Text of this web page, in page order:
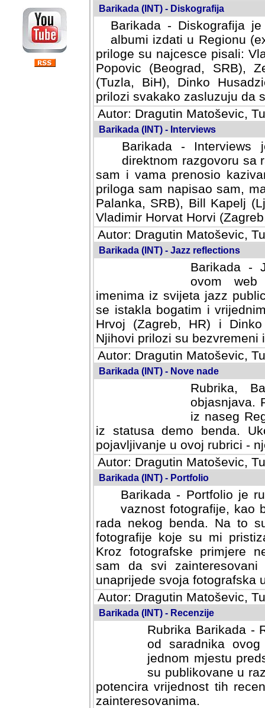
Barikada (INT) - Diskografija
Barikada - Diskografija
albumi izdati u Regionu
priloge su najcesce pisali:
Popovic (Beograd, SRB),
(Tuzla, BiH), Dinko
prilozi svakako zasluzuju da
Autor: Dragutin Matoševic,
Barikada (INT) - Interviews
Barikada -
direktnom razgovoru sa
sam i vama prenosio
priloga sam napisao sam,
Palanka, SRB), Bill Kapelj
Vladimir Horvat Horvi
Autor: Dragutin Matoševic,
Barikada (INT) - Jazz reflections
Barikada -
ovom web
imenima iz svijeta jazz
se istakla bogatim i
Hrvoj (Zagreb, HR) i
Njihovi prilozi su bezvremeni
Autor: Dragutin Matoševic,
Barikada (INT) - Nove nade
Rubrika,
objasnjava.
iz naseg
iz statusa demo benda.
pojavljivanje u ovoj rubrici -
Autor: Dragutin Matoševic,
Barikada (INT) - Portfolio
Barikada - Portfolio je
vaznost fotografije, kao
rada nekog benda. Na to
fotografije koje su mi
fotografske primjere
svi zainteresovani
svoja fotografska umijeca.
Autor: Dragutin Matoševic,
Barikada (INT) - Recenzije
Rubrika Barikada -
od saradnika
jednom mjestu
su publikovane u
potencira vrijednost tih
zainteresovanima.